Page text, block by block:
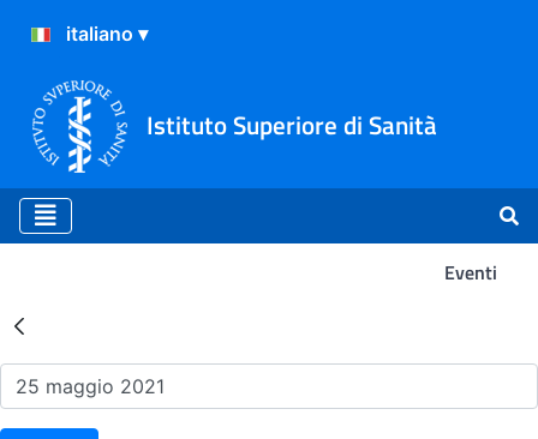
Istituto Superiore di Sanità
Eventi
Risultati della Ricerca -